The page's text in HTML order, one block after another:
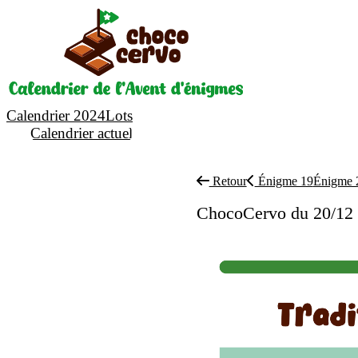
Calendrier 2024Lots
Calendrier actuel
Retour Énigme 19Énigme
ChocoCervo du 20/12